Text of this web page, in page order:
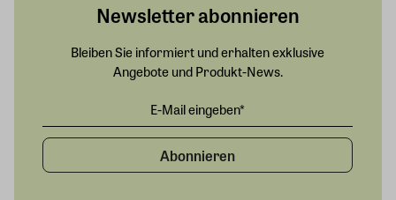
Newsletter abonnieren
Bleiben Sie informiert und erhalten exklusive
Angebote und Produkt-News.
Abonnieren